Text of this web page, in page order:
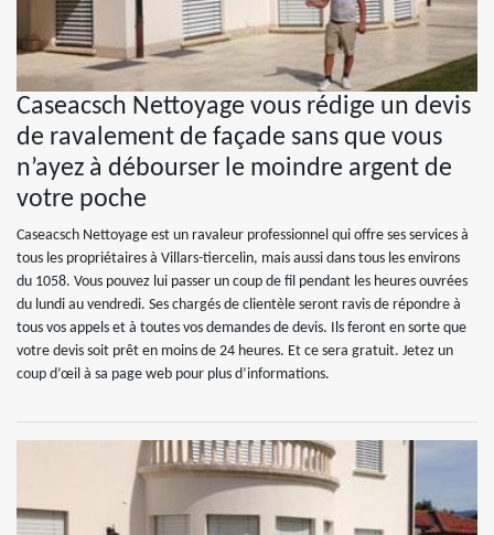
Caseacsch Nettoyage vous rédige un devis
de ravalement de façade sans que vous
n’ayez à débourser le moindre argent de
votre poche
Caseacsch Nettoyage est un ravaleur professionnel qui offre ses services à
tous les propriétaires à Villars-tiercelin, mais aussi dans tous les environs
du 1058. Vous pouvez lui passer un coup de fil pendant les heures ouvrées
du lundi au vendredi. Ses chargés de clientèle seront ravis de répondre à
tous vos appels et à toutes vos demandes de devis. Ils feront en sorte que
votre devis soit prêt en moins de 24 heures. Et ce sera gratuit. Jetez un
coup d’œil à sa page web pour plus d’informations.